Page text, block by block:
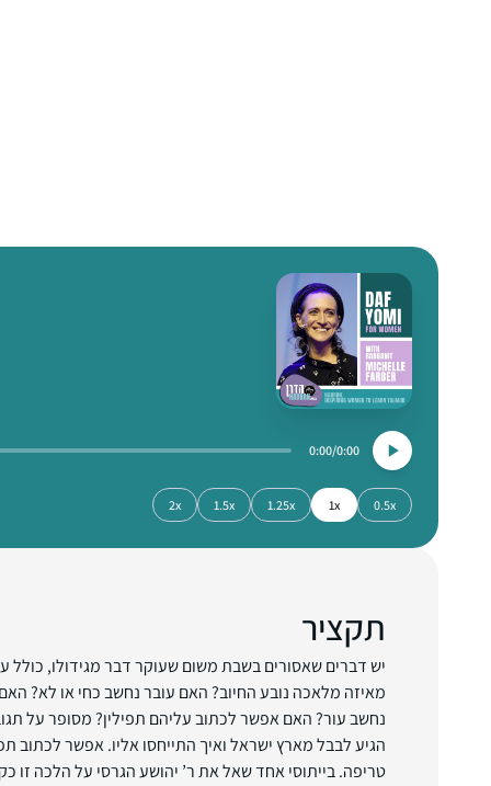
0:00
0:00
0.5x
1x
1.25x
1.5x
2x
תקציר
יש דברים שאסורים בשבת משום שעוקר דבר מגידולו, כולל
מאיזה מלאכה נובע החיוב? האם עובר נחשב כחי או לא?
נחשב עור? האם אפשר לכתוב עליהם תפילין? מסופר על
הגיע לבבל מארץ ישראל ואיך התייחסו אליו. אפשר לכתוב
טריפה. בייתוסי אחד שאל את ר’ יהושע הגרסי על הלכה זו